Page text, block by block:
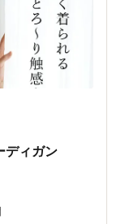
ディガン